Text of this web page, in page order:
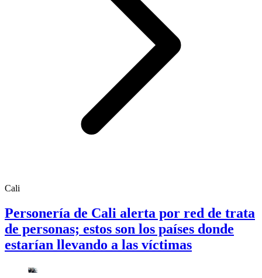
Cali
Personería de Cali alerta por red de trata
de personas; estos son los países donde
estarían llevando a las víctimas